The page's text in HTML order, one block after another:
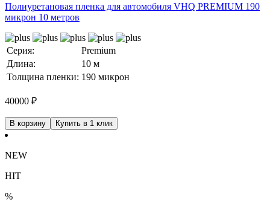
Полиуретановая пленка для автомобиля VHQ PREMIUM 190
микрон 10 метров
Серия:
Premium
Длина:
10 м
Толщина пленки: 190 микрон
40000 ₽
В корзину Купить в 1 клик
NEW
HIT
%